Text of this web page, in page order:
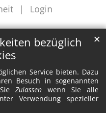
bezüglich
Service bieten. Dazu
Besuch in sogenannten
SieZulassen wenn Sie alle
Verwendung spezieller
✕
Login